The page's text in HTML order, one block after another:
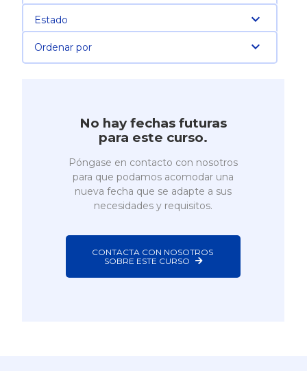
Estado
Ordenar por
No hay fechas futuras
para este curso.
Póngase en contacto con nosotros
para que podamos acomodar una
nueva fecha que se adapte a sus
necesidades y requisitos.
CONTACTA CON NOSOTROS
SOBRE ESTE CURSO